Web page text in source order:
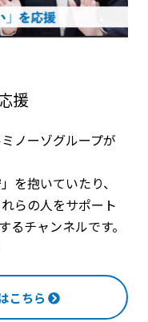
援
ノーゾグループが
を抱いていたり、
らの人をサポート
チャンネルです。
こちら